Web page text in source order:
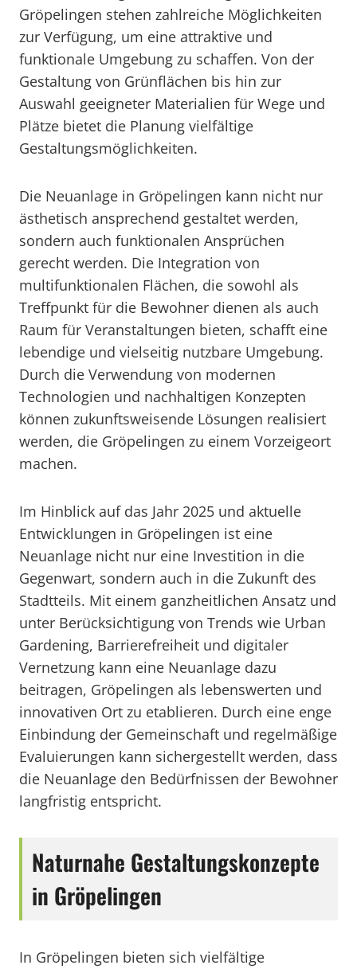
Gröpelingen stehen zahlreiche Möglichkeiten
zur Verfügung, um eine attraktive und
funktionale Umgebung zu schaffen. Von der
Gestaltung von Grünflächen bis hin zur
Auswahl geeigneter Materialien für Wege und
Plätze bietet die Planung vielfältige
Gestaltungsmöglichkeiten.
Die Neuanlage in Gröpelingen kann nicht nur
ästhetisch ansprechend gestaltet werden,
sondern auch funktionalen Ansprüchen
gerecht werden. Die Integration von
multifunktionalen Flächen, die sowohl als
Treffpunkt für die Bewohner dienen als auch
Raum für Veranstaltungen bieten, schafft eine
lebendige und vielseitig nutzbare Umgebung.
Durch die Verwendung von modernen
Technologien und nachhaltigen Konzepten
können zukunftsweisende Lösungen realisiert
werden, die Gröpelingen zu einem Vorzeigeort
machen.
Im Hinblick auf das Jahr 2025 und aktuelle
Entwicklungen in Gröpelingen ist eine
Neuanlage nicht nur eine Investition in die
Gegenwart, sondern auch in die Zukunft des
Stadtteils. Mit einem ganzheitlichen Ansatz und
unter Berücksichtigung von Trends wie Urban
Gardening, Barrierefreiheit und digitaler
Vernetzung kann eine Neuanlage dazu
beitragen, Gröpelingen als lebenswerten und
innovativen Ort zu etablieren. Durch eine enge
Einbindung der Gemeinschaft und regelmäßige
Evaluierungen kann sichergestellt werden, dass
die Neuanlage den Bedürfnissen der Bewohner
langfristig entspricht.
Naturnahe Gestaltungskonzepte
in Gröpelingen
In Gröpelingen bieten sich vielfältige